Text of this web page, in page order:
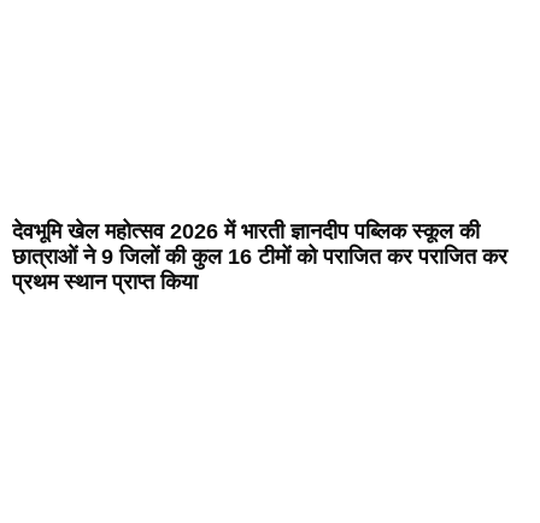
देवभूमि खेल महोत्सव 2026 में भारती ज्ञानदीप पब्लिक स्कूल की
छात्राओं ने 9 जिलों की कुल 16 टीमों को पराजित कर पराजित कर
प्रथम स्थान प्राप्त किया